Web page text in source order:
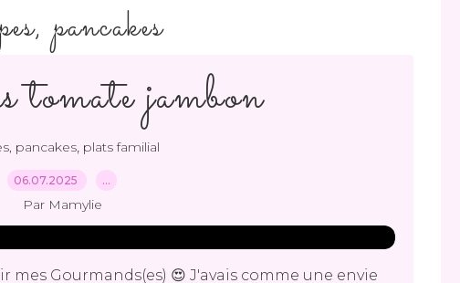
pancakes
tomate jambon
pancakes, plats familial
06.07.2025 …
Par Mamylie
Gourmands(es) 😍 J'avais comme une envie